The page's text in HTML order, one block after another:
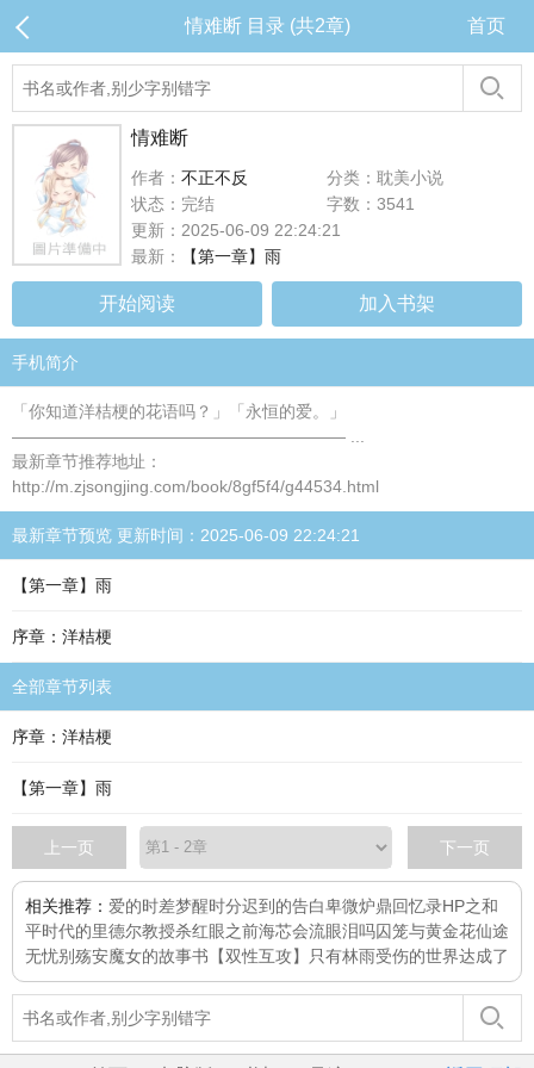
情难断 目录 (共2章) 首页
情难断
作者： 不正不反
分类：耽美小说
状态：完结
字数：3541
更新：2025-06-09 22:24:21
最新：
【第一章】雨
开始阅读 加入书架
手机简介
「你知道洋桔梗的花语吗？」「永恒的爱。」
———————————————————— ...
最新章节推荐地址：
http://m.zjsongjing.com/book/8gf5f4/g44534.html
最新章节预览 更新时间：2025-06-09 22:24:21
【第一章】雨
序章：洋桔梗
全部章节列表
序章：洋桔梗
【第一章】雨
上一页 下一页
相关推荐： 爱的时差梦醒时分迟到的告白卑微炉鼎回忆录HP之和
平时代的里德尔教授杀红眼之前海芯会流眼泪吗囚笼与黄金花仙途
无忧别殇安魔女的故事书 【双性互攻】只有林雨受伤的世界达成了